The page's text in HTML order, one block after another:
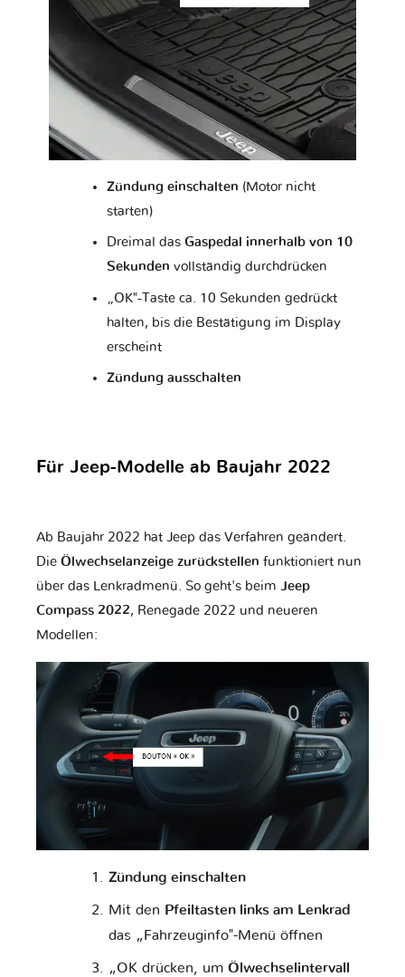
Zündung einschalten (Motor nicht
starten)
Dreimal das Gaspedal innerhalb von 10
Sekunden vollständig durchdrücken
„OK"-Taste ca. 10 Sekunden gedrückt
halten, bis die Bestätigung im Display
erscheint
Zündung ausschalten
Für Jeep-Modelle ab Baujahr 2022
Ab Baujahr 2022 hat Jeep das Verfahren geändert.
Die Ölwechselanzeige zurückstellen funktioniert nun
über das Lenkradmenü. So geht's beim Jeep
Compass 2022, Renegade 2022 und neueren
Modellen:
Zündung einschalten
Mit den Pfeiltasten links am Lenkrad
das „Fahrzeuginfo"-Menü öffnen
„OK drücken, um Ölwechselintervall